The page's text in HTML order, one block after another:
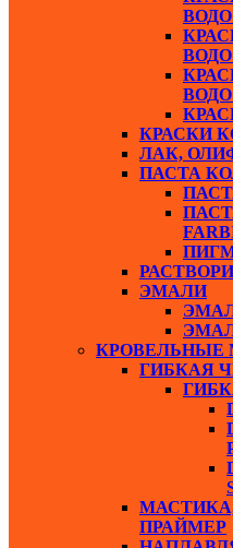
КРАСКИ
ЛАК,
ПАСТА
ЭМАЛИ
КРОВЕЛЬНЫЕ
ГИБКАЯ
ПРАЙМЕР